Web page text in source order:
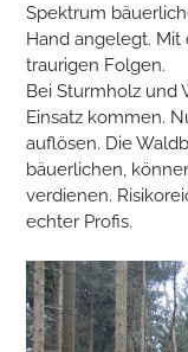
Spektrum
Hand angelegt.
traurigen Folgen.
Bei Sturmholz und
Einsatz kommen.
auflösen. Die
bäuerlichen,
verdienen.
echter Profis.